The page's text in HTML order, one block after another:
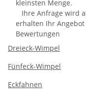
kleinsten Menge.
Ihre Anfrage wird
erhalten Ihr
Bewertungen
Dreieck-Wimpel
Fünfeck-Wimpel
Eckfahnen